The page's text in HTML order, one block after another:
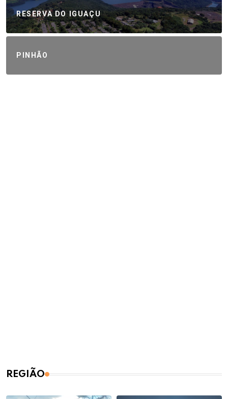
RESERVA DO IGUAÇU
PINHÃO
REGIÃO